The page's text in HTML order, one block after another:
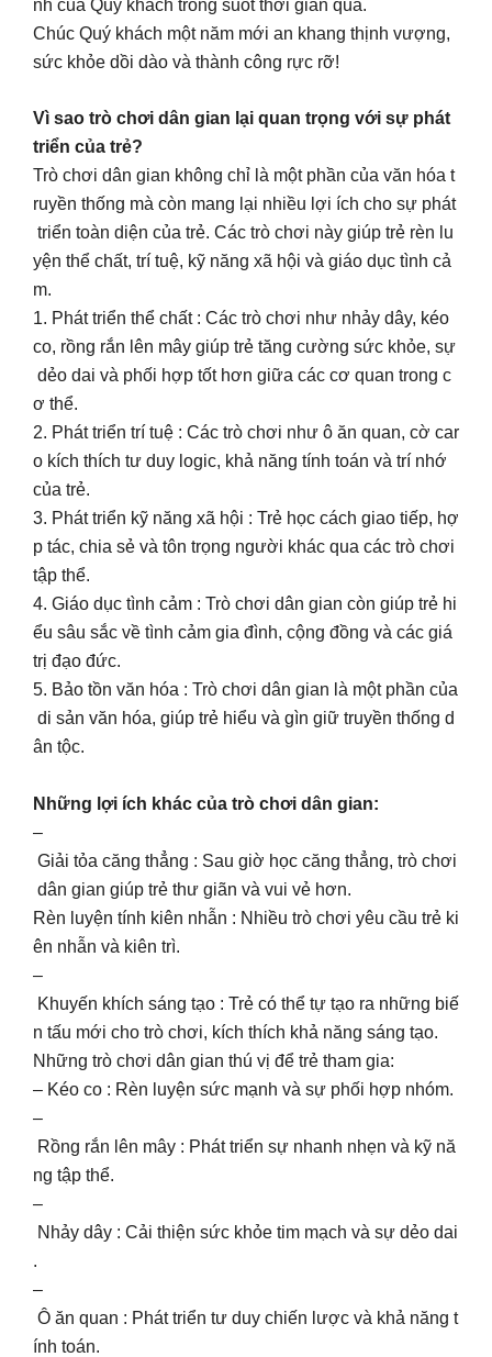
nh của Quý khách trong suốt thời gian qua.
Chúc Quý khách một năm mới an khang thịnh vượng,
sức khỏe dồi dào và thành công rực rỡ!
Vì sao trò chơi dân gian lại quan trọng với sự phát
triển của trẻ?
Trò chơi dân gian không chỉ là một phần của văn hóa t
ruyền thống mà còn mang lại nhiều lợi ích cho sự phát
triển toàn diện của trẻ. Các trò chơi này giúp trẻ rèn lu
yện thể chất, trí tuệ, kỹ năng xã hội và giáo dục tình cả
m.
1. Phát triển thể chất : Các trò chơi như nhảy dây, kéo
co, rồng rắn lên mây giúp trẻ tăng cường sức khỏe, sự
dẻo dai và phối hợp tốt hơn giữa các cơ quan trong c
ơ thể.
2. Phát triển trí tuệ : Các trò chơi như ô ăn quan, cờ car
o kích thích tư duy logic, khả năng tính toán và trí nhớ
của trẻ.
3. Phát triển kỹ năng xã hội : Trẻ học cách giao tiếp, hợ
p tác, chia sẻ và tôn trọng người khác qua các trò chơi
tập thể.
4. Giáo dục tình cảm : Trò chơi dân gian còn giúp trẻ hi
ểu sâu sắc về tình cảm gia đình, cộng đồng và các giá
trị đạo đức.
5. Bảo tồn văn hóa : Trò chơi dân gian là một phần của
di sản văn hóa, giúp trẻ hiểu và gìn giữ truyền thống d
ân tộc.
Những lợi ích khác của trò chơi dân gian:
–
Giải tỏa căng thẳng : Sau giờ học căng thẳng, trò chơi
dân gian giúp trẻ thư giãn và vui vẻ hơn.
Rèn luyện tính kiên nhẫn : Nhiều trò chơi yêu cầu trẻ ki
ên nhẫn và kiên trì.
–
Khuyến khích sáng tạo : Trẻ có thể tự tạo ra những biế
n tấu mới cho trò chơi, kích thích khả năng sáng tạo.
Những trò chơi dân gian thú vị để trẻ tham gia:
– Kéo co : Rèn luyện sức mạnh và sự phối hợp nhóm.
–
Rồng rắn lên mây : Phát triển sự nhanh nhẹn và kỹ nă
ng tập thể.
–
Nhảy dây : Cải thiện sức khỏe tim mạch và sự dẻo dai
.
–
Ô ăn quan : Phát triển tư duy chiến lược và khả năng t
ính toán.